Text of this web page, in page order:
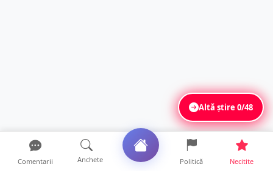
Altă știre0/48
Comentarii Anchete Politică Necitite